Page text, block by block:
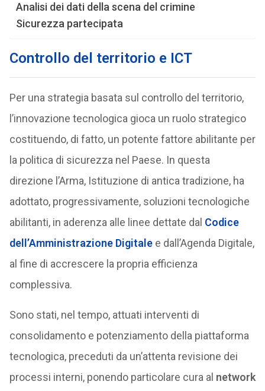
Analisi dei dati della scena del crimine
Sicurezza partecipata
Controllo del territorio e ICT
Per una strategia basata sul controllo del territorio,
l’innovazione tecnologica gioca un ruolo strategico
costituendo, di fatto, un potente fattore abilitante per
la politica di sicurezza nel Paese. In questa
direzione l’Arma, Istituzione di antica tradizione, ha
adottato, progressivamente, soluzioni tecnologiche
abilitanti, in aderenza alle linee dettate dal Codice
dell’Amministrazione Digitalee dall’Agenda Digitale,
al fine di accrescere la propria efficienza
complessiva.
Sono stati, nel tempo, attuati interventi di
consolidamento e potenziamento della piattaforma
tecnologica, preceduti da un’attenta revisione dei
processi interni, ponendo particolare cura al network